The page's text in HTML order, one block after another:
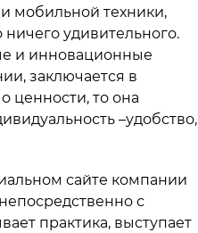
мобильной техники,
удивительного.
и инновационные
заключается в
ценности, то она
–удобство,
сайте компании
с
практика, выступает